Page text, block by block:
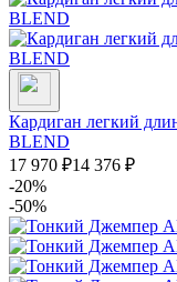
Кардиган легкий
BLEND
17 970 ₽14 376 ₽
-20%
-50%